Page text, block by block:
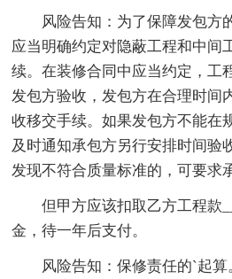
风险告知：为了保障发包方
应当明确约定对隐蔽工程和中间
续。在装修合同中应当约定，工
发包方验收，发包方在合理时间
收移交手续。如果发包方不能在
及时通知承包方另行安排时间验
发现不符合质量标准的，可要求
但甲方应该扣取乙方工程款
金，待一年后支付。
风险告知：保修责任的`起